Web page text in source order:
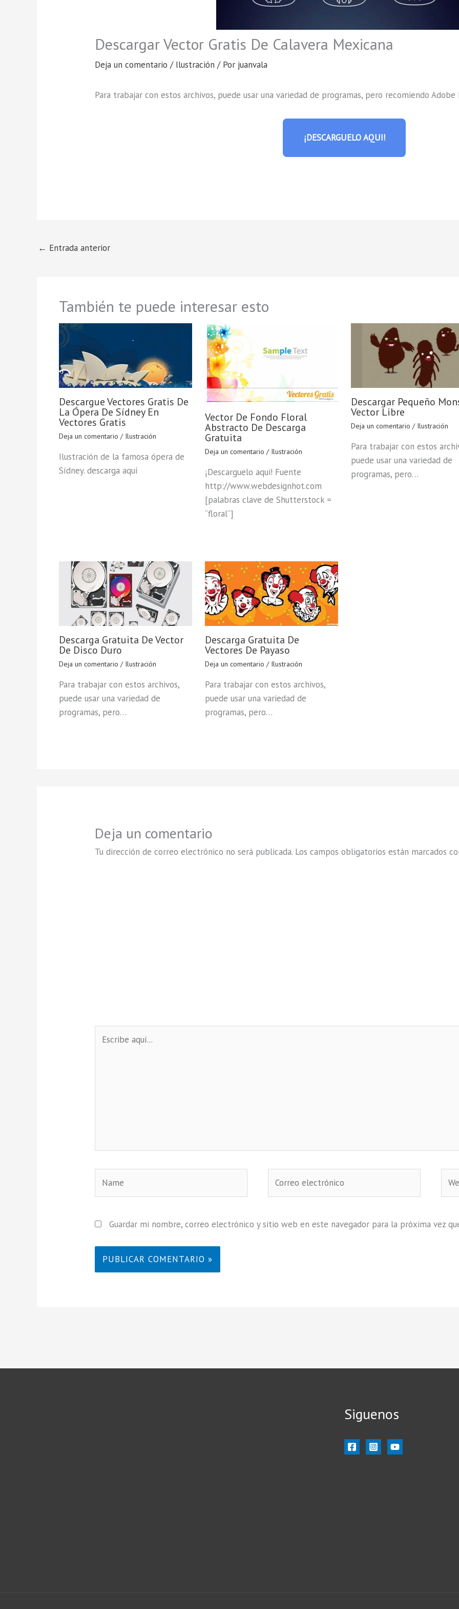
Descargar Vector Gratis De Calavera Mexicana
Deja un comentario / Ilustración / Por juanvala
Para trabajar con estos archivos, puede usar una variedad de programas, pero recomiendo
¡DESCARGUELO AQUI!
← Entrada anterior
También te puede interesar esto
Descargue Vectores Gratis De
La Ópera De Sídney En
Vectores Gratis
Deja un comentario / Ilustración
Ilustración de la famosa ópera de
Sídney. descarga aquí
Vector De Fondo Floral
Abstracto De Descarga
Gratuita
Deja un comentario / Ilustración
¡Descarguelo aqui! Fuente
http://www.webdesignhot.com
[palabras clave de Shutterstock =
“floral”]
Descargar Pequeño
Vector Libre
Deja un comentario / Ilustración
Para trabajar con estos
puede usar una variedad de
programas, pero…
Descarga Gratuita De Vector
De Disco Duro
Deja un comentario / Ilustración
Para trabajar con estos archivos,
puede usar una variedad de
programas, pero…
Descarga Gratuita De
Vectores De Payaso
Deja un comentario / Ilustración
Para trabajar con estos archivos,
puede usar una variedad de
programas, pero…
Deja un comentario
Tu dirección de correo electrónico no será publicada. Los campos obligatorios están marcados
aquí...
electrónico
Guardar mi nombre, correo electrónico y sitio web en este navegador para la próxima vez
Siguenos